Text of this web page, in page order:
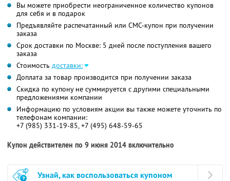
Вы можете приобрести неограниченное количество купонов
для себя и в подарок
Предъявляйте распечатанный или СМС-купон при получении
заказа
Срок доставки по Москве: 5 дней после поступления вашего
заказа
Стоимость доставки:
Доплата за товар производится при получении заказа
Скидка по купону не суммируется с другими специальными
предложениями компании
Информацию по условиям акции вы также можете уточнить по
телефонам компании:
+7 (985) 331-19-85, +7 (495) 648-59-65
Купон действителен по 9 июня 2014 включительно
Узнай, как воспользоваться купоном